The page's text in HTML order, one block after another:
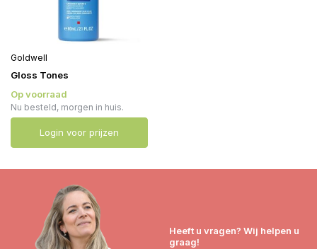
Goldwell
Gloss Tones
Op voorraad
Nu besteld, morgen in huis.
Login voor prijzen
Heeft u vragen? Wij helpen u
graag!